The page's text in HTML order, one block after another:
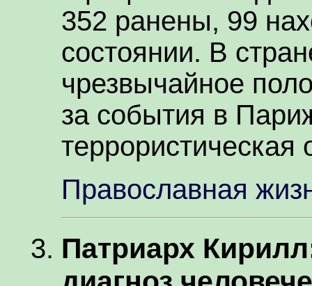
352 ранены, 99
состоянии. В
чрезвычайное
за события в
Православная
Патриарх